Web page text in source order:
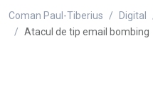
Coman Paul-Tiberius Digital
Atacul de tip email bombing